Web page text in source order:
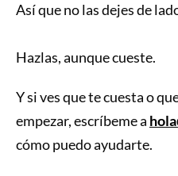
Así que no las dejes de
Hazlas, aunque cueste.
Y si ves que te cuesta o
empezar, escríbeme a
cómo puedo ayudarte.